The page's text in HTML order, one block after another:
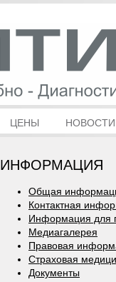
ЦЕНЫ НОВОСТИ
ИНФОРМАЦИЯ
Общая
Контактная
Информация для
Медиагалерея
Правовая
Страховая
Документы